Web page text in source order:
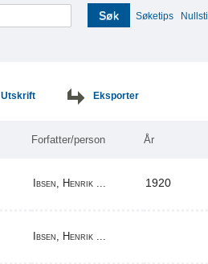
Søk Søketips Nullstill
Utskrift Eksporter
Forfatter/person År
Ibsen, Henrik ... 1920
Ibsen, Henrik ...